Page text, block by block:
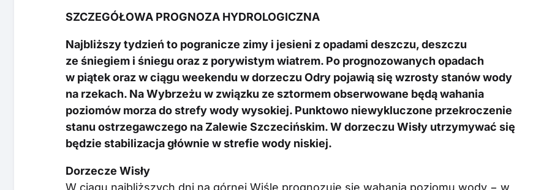
SZCZEGÓŁOWA PROGNOZA HYDROLOGICZNA
Najbliższy tydzień to pogranicze zimy i jesieni z opadami deszczu, deszczu
ze śniegiem i śniegu oraz z porywistym wiatrem. Po prognozowanych opadach
w piątek oraz w ciągu weekendu w dorzeczu Odry pojawią się wzrosty stanów wody
na rzekach. Na Wybrzeżu w związku ze sztormem obserwowane będą wahania
poziomów morza do strefy wody wysokiej. Punktowo niewykluczone przekroczenie
stanu ostrzegawczego na Zalewie Szczecińskim. W dorzeczu Wisły utrzymywać się
będzie stabilizacja głównie w strefie wody niskiej.
Dorzecze Wisły
W ciągu najbliższych dni na górnej Wiśle prognozuje się wahania poziomu wody − w